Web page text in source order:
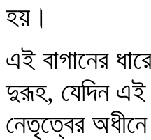
হয়।
এই বাগানের
দুরূহ, যেদিন এই
নেতৃত্বের